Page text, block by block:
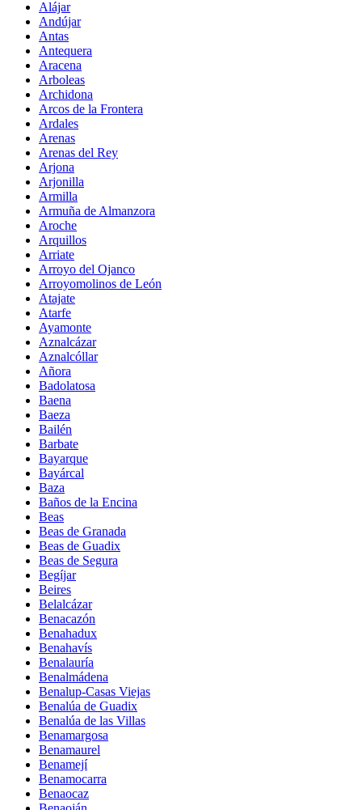
Alájar
Andújar
Antas
Antequera
Aracena
Arboleas
Archidona
Arcos de la Frontera
Ardales
Arenas
Arenas del Rey
Arjona
Arjonilla
Armilla
Armuña de Almanzora
Aroche
Arquillos
Arriate
Arroyo del Ojanco
Arroyomolinos de León
Atajate
Atarfe
Ayamonte
Aznalcázar
Aznalcóllar
Añora
Badolatosa
Baena
Baeza
Bailén
Barbate
Bayarque
Bayárcal
Baza
Baños de la Encina
Beas
Beas de Granada
Beas de Guadix
Beas de Segura
Begíjar
Beires
Belalcázar
Benacazón
Benahadux
Benahavís
Benalauría
Benalmádena
Benalup-Casas Viejas
Benalúa de Guadix
Benalúa de las Villas
Benamargosa
Benamaurel
Benamejí
Benamocarra
Benaocaz